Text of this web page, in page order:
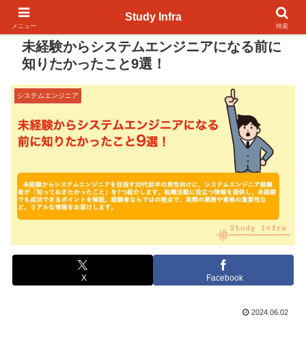
未経験からシステムエンジニアになる前に
知りたかったこと9選！
システムエンジニア
X Facebook
2024.06.02
メニュー
Study Infra
検索